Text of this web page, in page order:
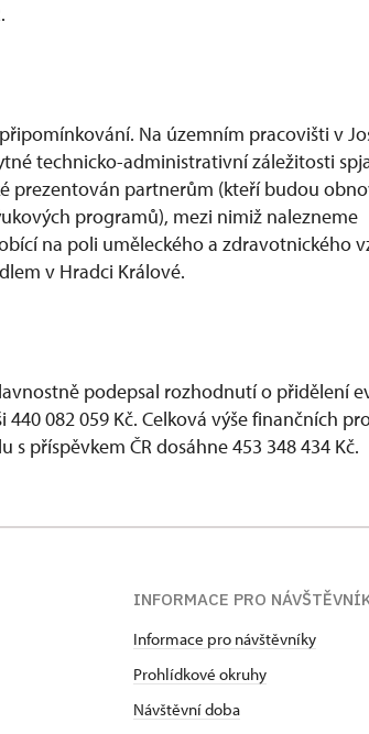
Na územním pracovišti v
technicko-administrativní záležitosti
prezentován partnerům (kteří budou
programů), mezi nimiž nalezneme
na poli uměleckého a zdravotnického
v Hradci Králové.
podepsal rozhodnutí o přidělení
082 059 Kč. Celková výše finančních
příspěvkem ČR dosáhne 453 348 434 Kč.
INFORMACE PRO
Informace pro návštěvníky
Prohlídkové okruhy
Návštěvní doba